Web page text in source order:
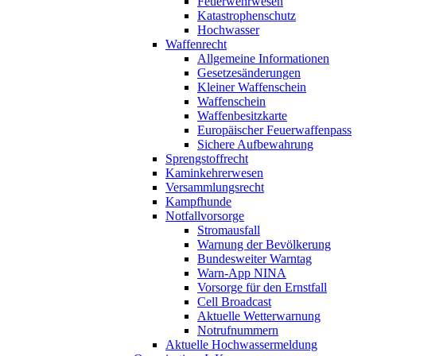
Katastrophenschutz
Hochwasser
Waffenrecht
Allgemeine Informationen
Gesetzesänderungen
Kleiner Waffenschein
Waffenschein
Waffenbesitzkarte
Europäischer Feuerwaffenpass
Sichere Aufbewahrung
Sprengstoffrecht
Kaminkehrerwesen
Versammlungsrecht
Kampfhunde
Notfallvorsorge
Stromausfall
Warnung der Bevölkerung
Bundesweiter Warntag
Warn-App NINA
Vorsorge für den Ernstfall
Cell Broadcast
Aktuelle Wetterwarnung
Notrufnummern
Aktuelle Hochwassermeldung